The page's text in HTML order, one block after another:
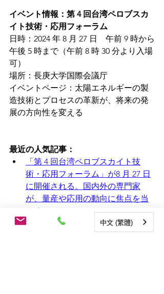
イベント情報：第 4 回台湾ペロブスカ
イト技術・応用フォーラム
日時：2024 年 8 月 27 日　午前 9 時から
午後 5 時まで（午前 8 時 30 分より入場
可）
場所：長庚大学国際会議厅
イベントページ：太陽エネルギーの製
造技術とプロセスの革新が、将来の発
展の方向性を変える
最近の人気記事：
「第 4 回台湾ペロブスカイト 技
術・応用フォーラム」が8 月 27 日
に開催される。国内外の専門家
が、量産や応用の動向に焦点を当
てる。
東京都千代田区の秋葉原駅前広場
中文 (繁體)